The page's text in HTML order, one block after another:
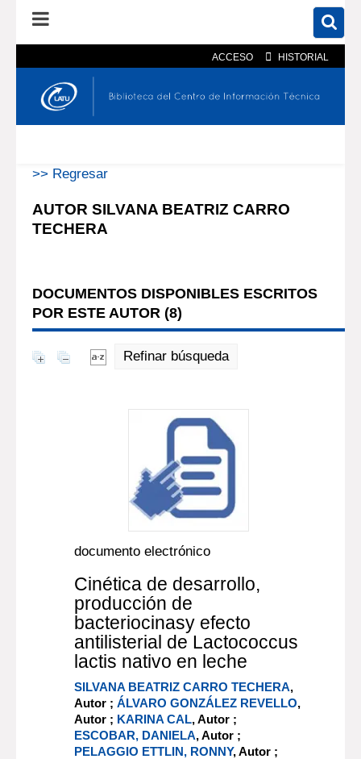
ACCESO HISTORIAL
En el catálogo En el sitio
>> Regresar
AUTOR SILVANA BEATRIZ CARRO
TECHERA
DOCUMENTOS DISPONIBLES ESCRITOS
POR ESTE AUTOR (8)
Refinar búsqueda
documento electrónico
Cinética de desarrollo,
producción de
bacteriocinasy efecto
antilisterial de Lactococcus
lactis nativo en leche
SILVANA BEATRIZ CARRO TECHERA,
Autor ;ÁLVARO GONZÁLEZ REVELLO,
Autor ; KARINA CAL, Autor ;
ESCOBAR, DANIELA, Autor ;
PELAGGIO ETTLIN, RONNY, Autor ;